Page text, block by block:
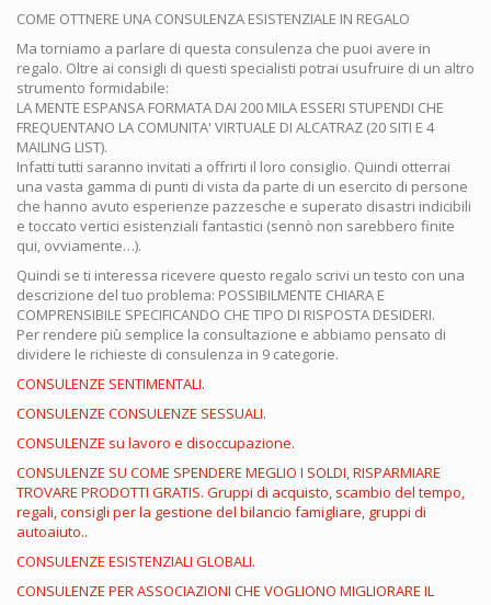
COME OTTNERE UNA CONSULENZA ESISTENZIALE IN REGALO
Ma torniamo a parlare di questa consulenza che puoi avere in
regalo. Oltre ai consigli di questi specialisti potrai usufruire di un altro
strumento formidabile:
LA MENTE ESPANSA FORMATA DAI 200 MILA ESSERI STUPENDI CHE
FREQUENTANO LA COMUNITA' VIRTUALE DI ALCATRAZ (20 SITI E 4
MAILING LIST).
Infatti tutti saranno invitati a offrirti il loro consiglio. Quindi otterrai
una vasta gamma di punti di vista da parte di un esercito di persone
che hanno avuto esperienze pazzesche e superato disastri indicibili
e toccato vertici esistenziali fantastici (sennò non sarebbero finite
qui, ovviamente…).
Quindi se ti interessa ricevere questo regalo scrivi un testo con una
descrizione del tuo problema: POSSIBILMENTE CHIARA E
COMPRENSIBILE SPECIFICANDO CHE TIPO DI RISPOSTA DESIDERI.
Per rendere più semplice la consultazione e abbiamo pensato di
dividere le richieste di consulenza in 9 categorie.
CONSULENZE SENTIMENTALI.
CONSULENZE CONSULENZE SESSUALI.
CONSULENZE su lavoro e disoccupazione.
CONSULENZE SU COME SPENDERE MEGLIO I SOLDI, RISPARMIARE
TROVARE PRODOTTI GRATIS. Gruppi di acquisto, scambio del tempo,
regali, consigli per la gestione del bilancio famigliare, gruppi di
autoaiuto..
CONSULENZE ESISTENZIALI GLOBALI.
CONSULENZE PER ASSOCIAZIONI CHE VOGLIONO MIGLIORARE IL